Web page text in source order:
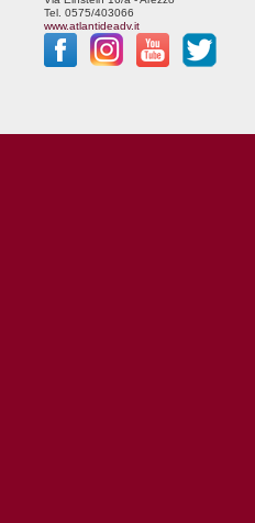
Tel. 0575/403066
www.atlantideadv.it